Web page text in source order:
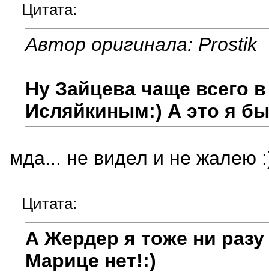
Цитата:
Автор оригинала: Prostik
Ну Зайцева чаще всего
Исляйкиным:) А это я
мда... не видел и не жалею
Цитата:
А Жердер я тоже ни
Марице нет!:)